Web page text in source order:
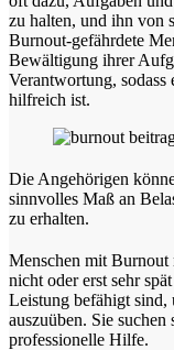
zu halten, und ihn von
Burnout-gefährdete
Bewältigung ihrer
Verantwortung, sodass
hilfreich ist.
Die Angehörigen
sinnvolles Maß an
zu erhalten.
Menschen mit Burnout
nicht oder erst sehr
Leistung befähigt sind,
auszuüben. Sie
professionelle Hilfe.